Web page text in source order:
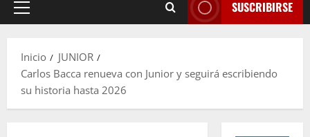
SUSCRIBIRSE
Inicio
JUNIOR
Carlos Bacca renueva con Junior y seguirá escribiendo
su historia hasta 2026